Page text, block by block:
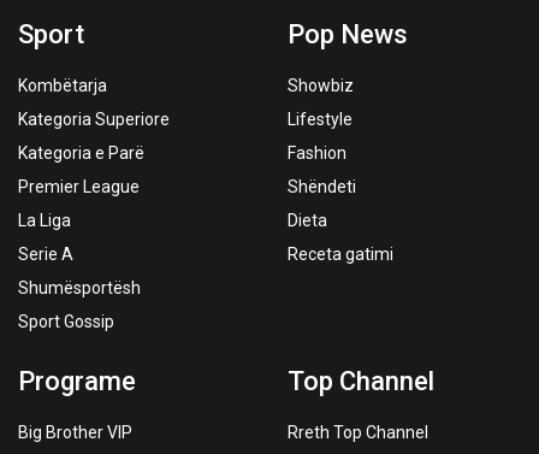
Sport
Kombëtarja
Kategoria Superiore
Kategoria e Parë
Premier League
La Liga
Serie A
Shumësportësh
Sport Gossip
Pop News
Showbiz
Lifestyle
Fashion
Shëndeti
Dieta
Receta gatimi
Programe
Big Brother VIP
Top Channel
Rreth Top Channel